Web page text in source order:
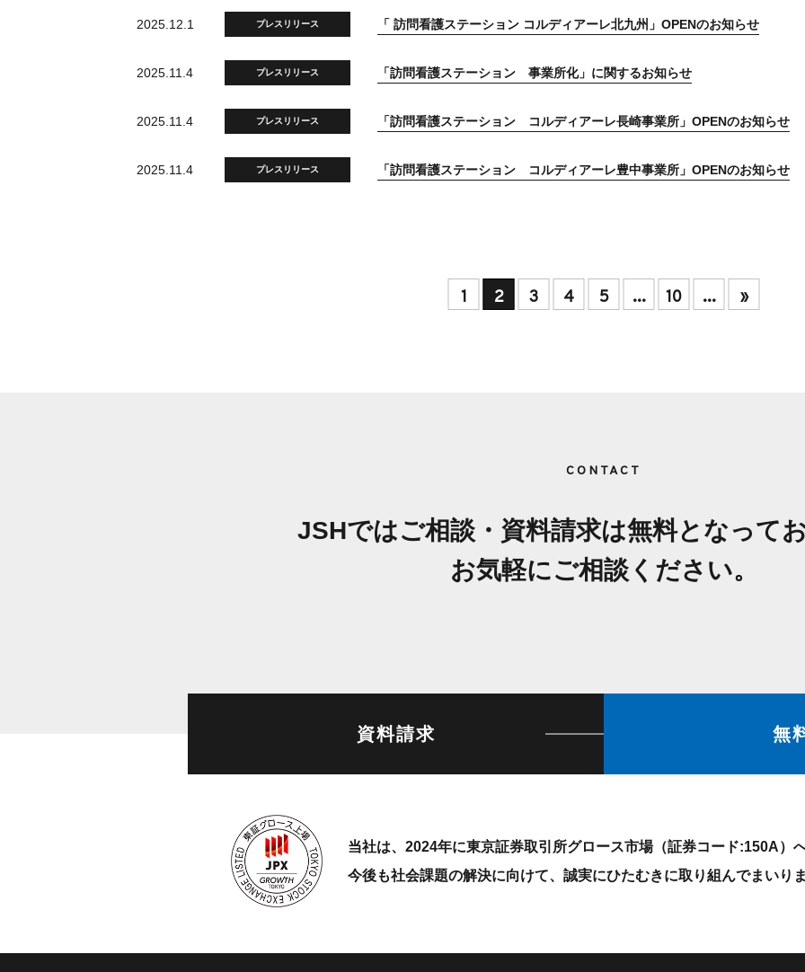
2025.12.1 プレスリリース 「 訪問看護ステーション コルディアーレ北九州」OPENのお知らせ
2025.11.4 プレスリリース 「訪問看護ステーション 事業所化」に関するお知らせ
2025.11.4 プレスリリース 「訪問看護ステーション コルディアーレ長崎事業所」OPENのお知らせ
2025.11.4 プレスリリース 「訪問看護ステーション コルディアーレ豊中事業所」OPENのお知らせ
1 2 3 4 5 ... 10 ... »
CONTACT
JSHではご相談・資料請求は無料となって
お気軽にご相談ください。
資料請求 無
当社は、2024年に東京証券取引所グロース市場（証券コード:150A）
今後も社会課題の解決に向けて、誠実にひたむきに取り組んでまいり